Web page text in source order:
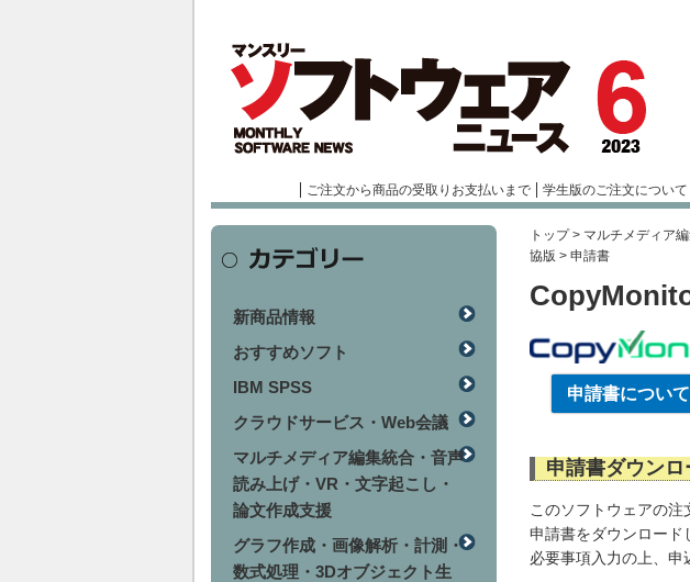
ご注文から商品の受取りお支払いまで 学生版のご注文について
トップ> マルチメディア
協版 > 申請書
申請書について
申請書ダウンロ
このソフトウェアの注
申請書をダウンロード
必要事項入力の上、申
新商品情報
おすすめソフト
IBM SPSS
クラウドサービス・Web会議
マルチメディア編集統合・音声
読み上げ・VR・文字起こし・
論文作成支援
グラフ作成・画像解析・計測・
数式処理・3Dオブジェクト生